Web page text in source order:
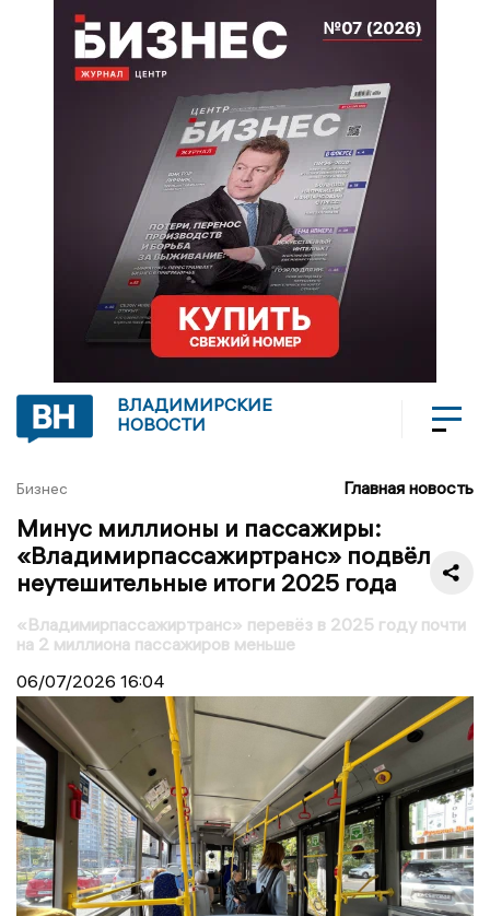
ВЛАДИМИРСКИЕ
НОВОСТИ
Бизнес Главная новость
Минус миллионы и пассажиры:
«Владимирпассажиртранс» подвёл
неутешительные итоги 2025 года
«Владимирпассажиртранс» перевёз в 2025 году почти
на 2 миллиона пассажиров меньше
06/07/2026 16:04